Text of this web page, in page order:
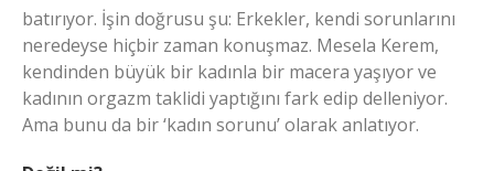
batırıyor. İşin doğrusu şu: Erkekler, kendi sorunlarını
neredeyse hiçbir zaman konuşmaz. Mesela Kerem,
kendinden büyük bir kadınla bir macera yaşıyor ve
kadının orgazm taklidi yaptığını fark edip delleniyor.
Ama bunu da bir ‘kadın sorunu’ olarak anlatıyor.